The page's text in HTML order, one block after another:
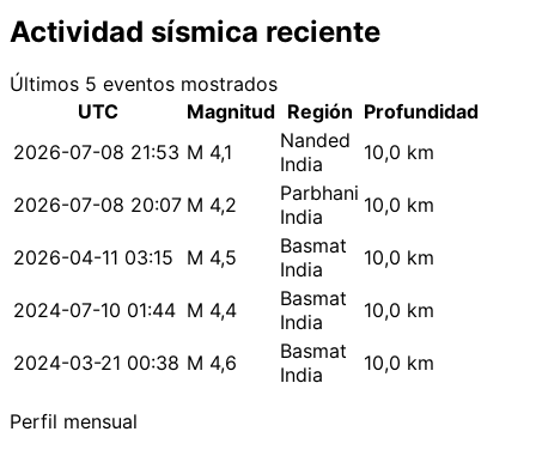
Actividad sísmica reciente
Últimos 5 eventos mostrados
UTC
Magnitud Región Profundidad
2026-07-08 21:53 M 4,1
Nanded
India
10,0 km
2026-07-08 20:07 M 4,2
Parbhani
India
10,0 km
2026-04-11 03:15 M 4,5
Basmat
India
10,0 km
2024-07-10 01:44 M 4,4
Basmat
India
10,0 km
2024-03-21 00:38 M 4,6
Basmat
India
10,0 km
Perfil mensual